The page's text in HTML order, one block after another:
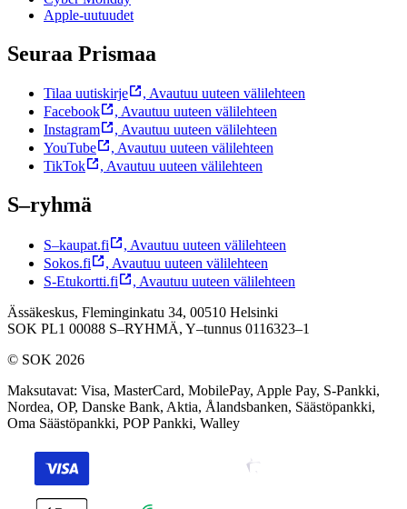
Apple-uutuudet
Seuraa Prismaa
Tilaa uutiskirje , Avautuu uuteen välilehteen
Facebook
, Avautuu uuteen välilehteen
Instagram
, Avautuu uuteen välilehteen
YouTube
, Avautuu uuteen välilehteen
TikTok
, Avautuu uuteen välilehteen
S–ryhmä
S–kaupat.fi , Avautuu uuteen välilehteen
Sokos.fi
, Avautuu uuteen välilehteen
S-Etukortti.fi
, Avautuu uuteen välilehteen
Ässäkeskus, Fleminginkatu 34, 00510 Helsinki
SOK PL1 00088 S–RYHMÄ, Y–tunnus 0116323–1
© SOK 2026
Maksutavat: Visa, MasterCard, MobilePay, Apple Pay, S-Pankki,
Nordea, OP, Danske Bank, Aktia, Ålandsbanken, Säästöpankki,
Oma Säästöpankki, POP Pankki, Walley